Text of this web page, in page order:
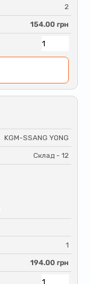
2
154.00 грн
KGM-SSANG YONG
Склад - 12
1
194.00 грн